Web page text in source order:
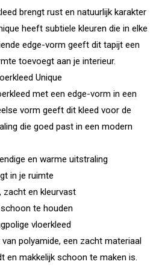
brengt rust en natuurlijk karakter
heeft subtiele kleuren die in elke
edge-vorm geeft dit tapijt een
toevoegt aan je interieur.
Unique
met een edge-vorm in een
vorm geeft dit kleed voor de
die goed past in een modern
en warme uitstraling
in je ruimte
zacht en kleurvast
te houden
vloerkleed
polyamide, een zacht materiaal
en makkelijk schoon te maken is.